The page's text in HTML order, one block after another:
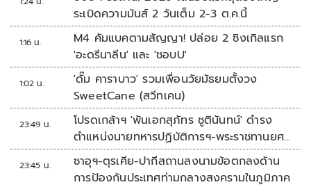
ระเบิดความมันส์ 2 วันเต็ม 2-3 ต.ค.นี้
1:16 น.
M4 คัมแบคตามสัญญา! ปล่อย 2 ซิงเกิลแรก
'อะดรีนาลีน' และ 'ชอบU'
1:02 น.
'ดั๊ม คาราบาว' รวมเพื่อนวัยมัธยมตั้งวง
SweetCane (สวีทเคน)
23:49 น.
โปรดเกล้าฯ 'พันเอกสุภัทร ชูตินันทน์' ดำรง
ตำแหน่งนายทหารปฏิบัติการฯ-พระราชทานยศ
'พลตรี'
23:45 น.
ซาอุฯ-ตุรเคีย-ปากีสถานลงนามข้อตกลงด้าน
การป้องกันประเทศท่ามกลางสงครามในภูมิภาค